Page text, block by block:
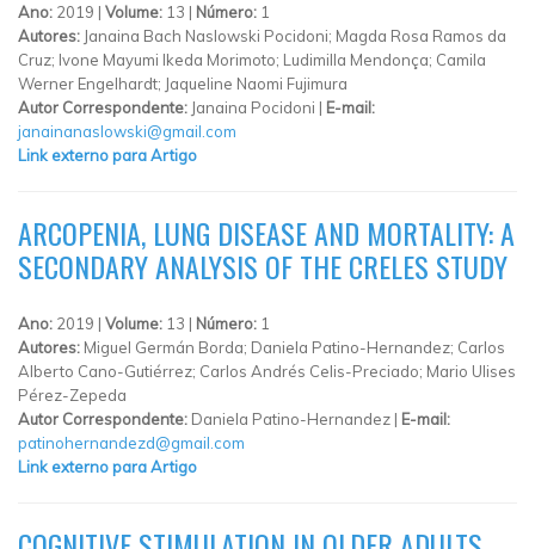
Ano: 2019 | Volume: 13 | Número: 1
Autores: Janaina Bach Naslowski Pocidoni; Magda Rosa Ramos da
Cruz; Ivone Mayumi Ikeda Morimoto; Ludimilla Mendonça; Camila
Werner Engelhardt; Jaqueline Naomi Fujimura
Autor Correspondente: Janaina Pocidoni | E-mail:
janainanaslowski@gmail.com
Link externo para Artigo
ARCOPENIA, LUNG DISEASE AND MORTALITY: A
SECONDARY ANALYSIS OF THE CRELES STUDY
Ano: 2019 | Volume: 13 | Número: 1
Autores: Miguel Germán Borda; Daniela Patino-Hernandez; Carlos
Alberto Cano-Gutiérrez; Carlos Andrés Celis-Preciado; Mario Ulises
Pérez-Zepeda
Autor Correspondente: Daniela Patino-Hernandez | E-mail:
patinohernandezd@gmail.com
Link externo para Artigo